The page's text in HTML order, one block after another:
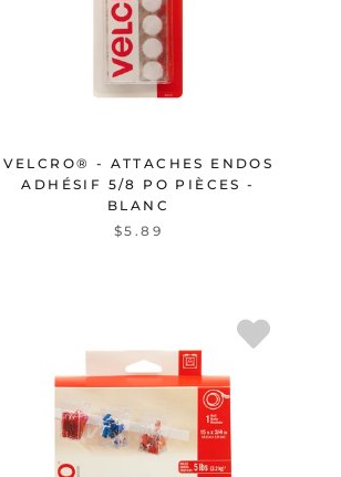
VELCRO® - ATTACHES ENDOS
ADHÉSIF 5/8 PO PIÈCES -
BLANC
$5.89